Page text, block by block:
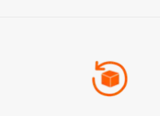
Wavegordijn, Embrasse,